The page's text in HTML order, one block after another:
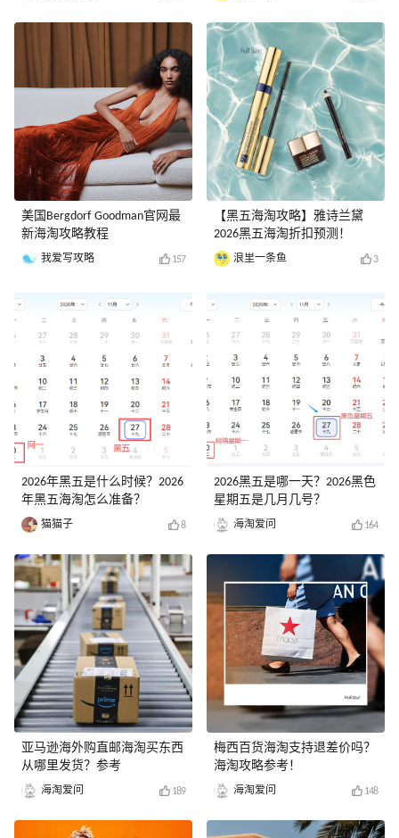
美国Bergdorf Goodman官网最
新海淘攻略教程
我爱写攻略 157
2026年黑五是什么时候？2026
年黑五海淘怎么准备？
猫猫子 8
亚马逊海外购直邮海淘买东西
从哪里发货？参考
海淘爱问 189
【黑五海淘攻略】雅诗兰黛
2026黑五海淘折扣预测！
浪里一条鱼 3
2026黑五是哪一天？2026黑色
星期五是几月几号？
海淘爱问 164
梅西百货海淘支持退差价吗？
海淘攻略参考！
海淘爱问 148